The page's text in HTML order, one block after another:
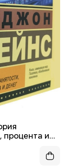
процента и